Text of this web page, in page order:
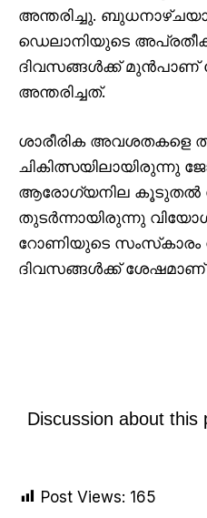
അന്തരിച്ചു.
ഡെലാനിയുടെ
ദിവസങ്ങൾക്ക് മുൻപാണ്
അന്തരിച്ചത്.
ശാരീരിക അവശതകളെ
ആരോഗ്യനില കൂടുതൽ
തുടർന്നായിരുന്നു
റോണിയുടെ സംസ്‌കാരം
ദിവസങ്ങൾക്ക്
Discussion about this
Post Views: 165